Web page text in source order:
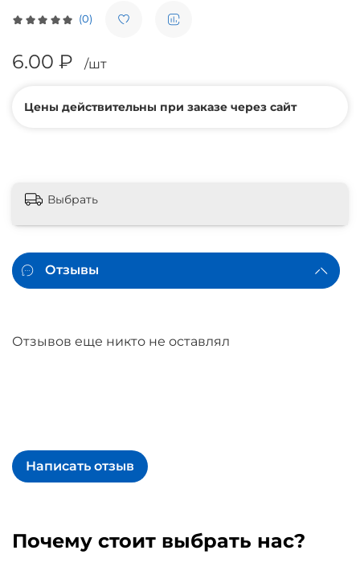
(0)
6.00 ₽ /шт
Цены действительны при заказе через сайт
Выбрать
Отзывы
Отзывов еще никто не оставлял
Написать отзыв
Почему стоит выбрать нас?